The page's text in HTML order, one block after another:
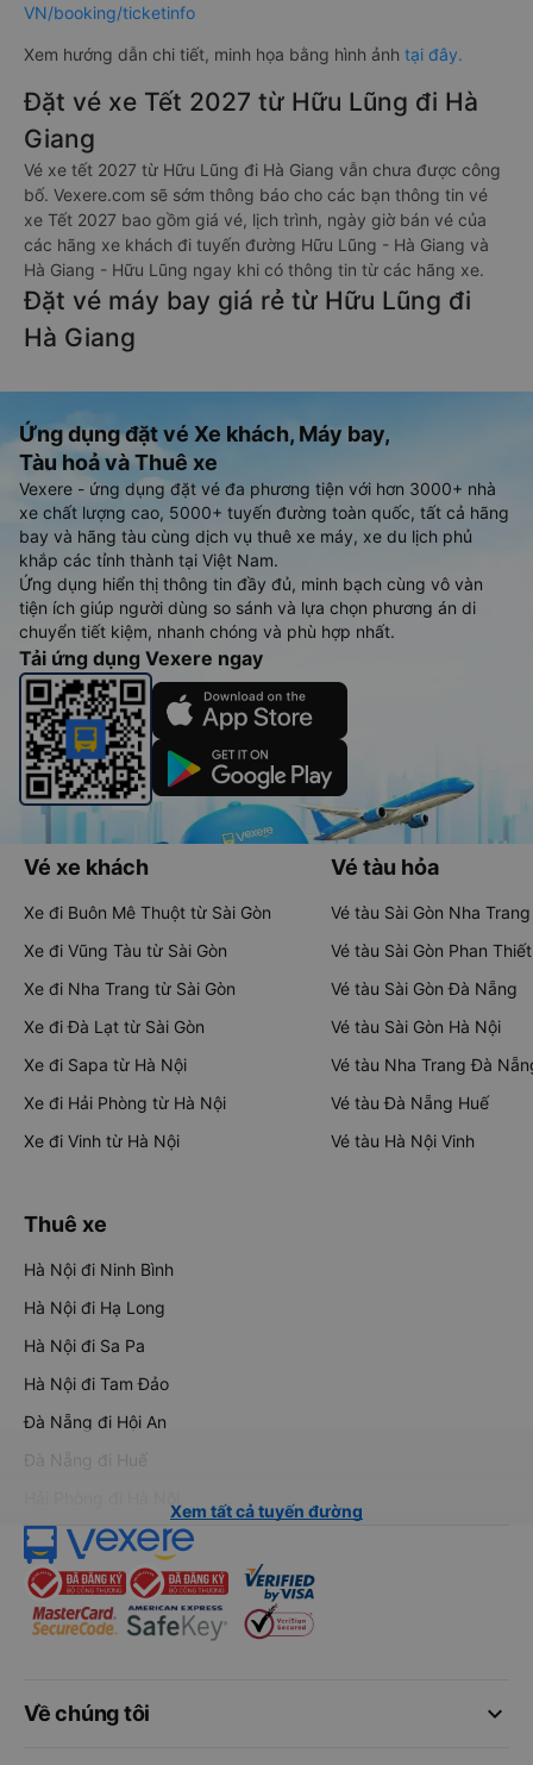
VN/booking/ticketinfo
Xem hướng dẫn chi tiết, minh họa bằng hình ảnh tại đây.
Đặt vé xe Tết 2027 từ Hữu Lũng đi Hà
Giang
Vé xe tết 2027 từ Hữu Lũng đi Hà Giang vẫn chưa được công
bố. Vexere.com sẽ sớm thông báo cho các bạn thông tin vé
xe Tết 2027 bao gồm giá vé, lịch trình, ngày giờ bán vé của
các hãng xe khách đi tuyến đường Hữu Lũng - Hà Giang và
Hà Giang - Hữu Lũng ngay khi có thông tin từ các hãng xe.
Đặt vé máy bay giá rẻ từ Hữu Lũng đi
Hà Giang
Ứng dụng đặt vé Xe khách, Máy bay,
Tàu hoả và Thuê xe
Vexere - ứng dụng đặt vé đa phương tiện với hơn 3000+ nhà
xe chất lượng cao, 5000+ tuyến đường toàn quốc, tất cả hãng
bay và hãng tàu cùng dịch vụ thuê xe máy, xe du lịch phủ
khắp các tỉnh thành tại Việt Nam.
Ứng dụng hiển thị thông tin đầy đủ, minh bạch cùng vô vàn
tiện ích giúp người dùng so sánh và lựa chọn phương án di
chuyển tiết kiệm, nhanh chóng và phù hợp nhất.
Tải ứng dụng Vexere ngay
Vé xe khách
Xe đi Buôn Mê Thuột từ Sài Gòn
Xe đi Vũng Tàu từ Sài Gòn
Xe đi Nha Trang từ Sài Gòn
Xe đi Đà Lạt từ Sài Gòn
Xe đi Sapa từ Hà Nội
Xe đi Hải Phòng từ Hà Nội
Xe đi Vinh từ Hà Nội
Vé tàu hỏa
Vé tàu Sài Gòn Nha Trang
Vé tàu Sài Gòn Phan Thiết
Vé tàu Sài Gòn Đà Nẵng
Vé tàu Sài Gòn Hà Nội
Vé tàu Nha Trang Đà
Vé tàu Đà Nẵng Huế
Vé tàu Hà Nội Vinh
Thuê xe
Hà Nội đi Ninh Bình
Hà Nội đi Hạ Long
Hà Nội đi Sa Pa
Hà Nội đi Tam Đảo
Đà Nẵng đi Hội An
Đà Nẵng đi Huế
Xem tất cả tuyến đường
keyboard_arrow_down
Về chúng tôi